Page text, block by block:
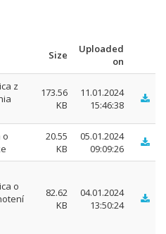
Size
Uploaded
on
z
173.56
KB
11.01.2024
15:46:38
o
20.55
KB
05.01.2024
09:09:26
o
82.62
KB
04.01.2024
13:50:24